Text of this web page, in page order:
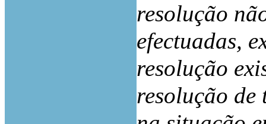
resolução
efectuadas,
resolução
resolução de